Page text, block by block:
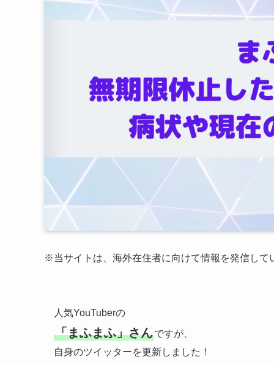
※当サイトは、海外在住者に向けて情報を発信して
人気YouTuberの
「まふまふ」さんですが、
自身のツイッターを更新しました！